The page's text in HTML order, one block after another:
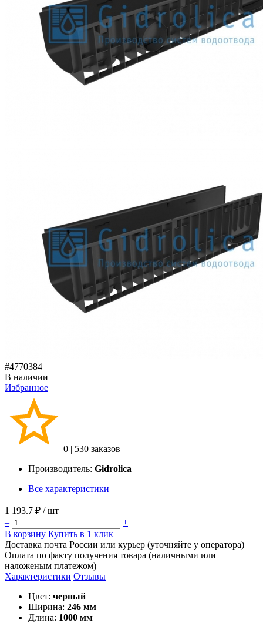
#4770384
В наличии
Избранное
0 | 530 заказов
Производитель: Gidrolica
Все характеристики
1 193.7 ₽ / шт
–
+
В корзину Купить в 1 клик
Доставка почта России или курьер (уточняйте у оператора)
Оплата по факту получения товара (наличными или
наложеным платежом)
Характеристики Отзывы
Цвет: черный
Ширина: 246 мм
Длина: 1000 мм